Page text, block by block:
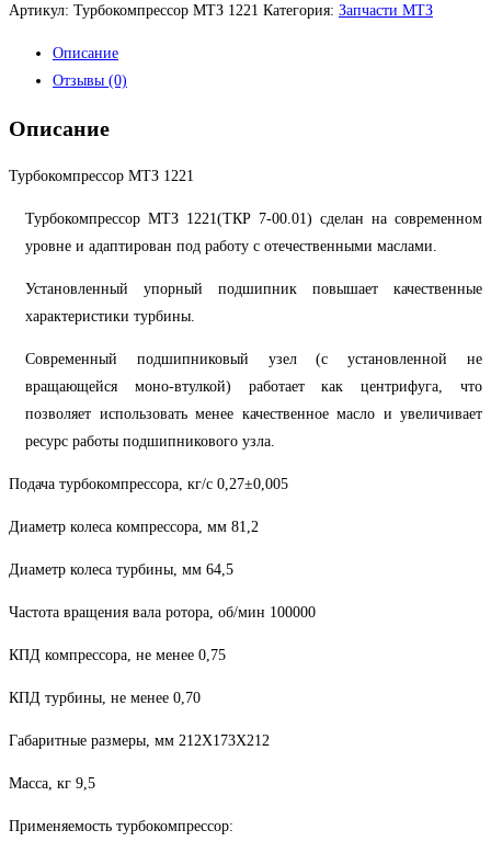
Турбокомпрессор
Артикул: Турбокомпрессор МТЗ 1221 Категория: Запчасти МТЗ
Описание
Отзывы (0)
Описание
Турбокомпрессор МТЗ 1221
Турбокомпрессор МТЗ 1221(ТКР 7-00.01) сделан на современном
уровне и адаптирован под работу с отечественными маслами.
Установленный упорный подшипник повышает качественные
характеристики турбины.
Современный подшипниковый узел (с установленной не
вращающейся моно-втулкой) работает как центрифуга, что
позволяет использовать менее качественное масло и увеличивает
ресурс работы подшипникового узла.
Подача турбокомпрессора, кг/с 0,27±0,005
Диаметр колеса компрессора, мм 81,2
Диаметр колеса турбины, мм 64,5
Частота вращения вала ротора, об/мин 100000
КПД компрессора, не менее 0,75
КПД турбины, не менее 0,70
Габаритные размеры, мм 212X173X212
Масса, кг 9,5
Применяемость турбокомпрессор: